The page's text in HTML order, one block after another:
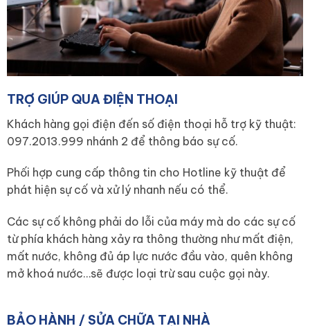
TRỢ GIÚP QUA ĐIỆN THOẠI
Khách hàng gọi điện đến số điện thoại hỗ trợ kỹ thuật:
097.2013.999 nhánh 2 để thông báo sự cố.
Phối hợp cung cấp thông tin cho Hotline kỹ thuật để
phát hiện sự cố và xử lý nhanh nếu có thể.
Các sự cố không phải do lỗi của máy mà do các sự cố
từ phía khách hàng xảy ra thông thường như mất điện,
mất nước, không đủ áp lực nước đầu vào, quên không
mở khoá nước…sẽ được loại trừ sau cuộc gọi này.
BẢO HÀNH / SỬA CHỮA TẠI NHÀ